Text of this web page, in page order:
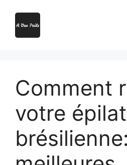
Comment
votre